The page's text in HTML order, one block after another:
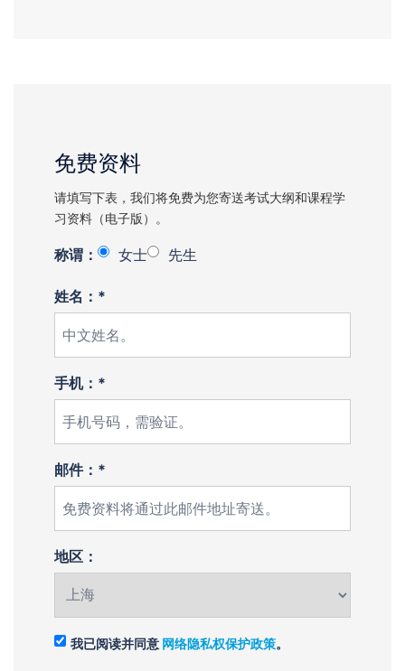
免费资料
请填写下表，我们将免费为您寄送考试大纲和课程学
习资料（电子版）。
称谓： 女士 先生
姓名：*
手机：*
邮件：*
地区：
我已阅读并同意 网络隐私权保护政策。